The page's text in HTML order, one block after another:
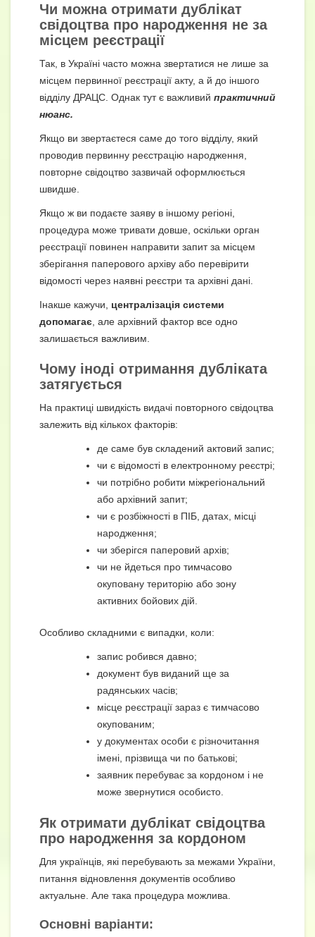
Чи можна отримати дублікат
свідоцтва про народження не за
місцем реєстрації
Так, в Україні часто можна звертатися не лише за
місцем первинної реєстрації акту, а й до іншого
відділу ДРАЦС. Однак тут є важливий практичний
нюанс.
Якщо ви звертаєтеся саме до того відділу, який
проводив первинну реєстрацію народження,
повторне свідоцтво зазвичай оформлюється
швидше.
Якщо ж ви подаєте заяву в іншому регіоні,
процедура може тривати довше, оскільки орган
реєстрації повинен направити запит за місцем
зберігання паперового архіву або перевірити
відомості через наявні реєстри та архівні дані.
Інакше кажучи, централізація системи
допомагає , але архівний фактор все одно
залишається важливим.
Чому іноді отримання дубліката
затягується
На практиці швидкість видачі повторного свідоцтва
залежить від кількох факторів:
де саме був складений актовий запис;
чи є відомості в електронному реєстрі;
чи потрібно робити міжрегіональний
або архівний запит;
чи є розбіжності в ПІБ, датах, місці
народження;
чи зберігся паперовий архів;
чи не йдеться про тимчасово
окуповану територію або зону
активних бойових дій.
Особливо складними є випадки, коли:
запис робився давно;
документ був виданий ще за
радянських часів;
місце реєстрації зараз є тимчасово
окупованим;
у документах особи є різночитання
імені, прізвища чи по батькові;
заявник перебуває за кордоном і не
може звернутися особисто.
Як отримати дублікат свідоцтва
про народження за кордоном
Для українців, які перебувають за межами України,
питання відновлення документів особливо
актуальне. Але така процедура можлива.
Основні варіанти: